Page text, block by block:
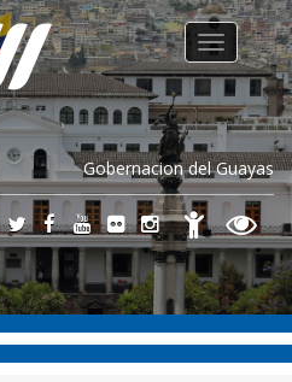
Gobernacion del Guayas
Toggle
navigation